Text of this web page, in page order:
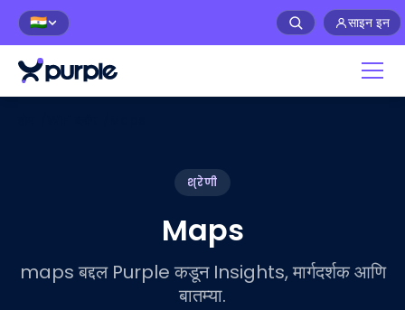
🇮🇳 साइन इन
श्रेणी
Maps
maps बद्दल Purple कडून Insights, मार्गदर्शक आणि
बातम्या.